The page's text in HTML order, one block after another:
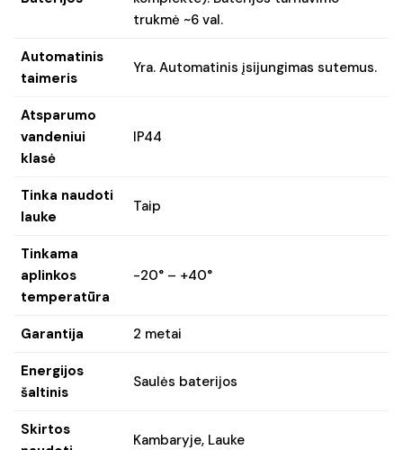
trukmė ~6 val.
Automatinis
taimeris
Yra. Automatinis įsijungimas sutemus.
Atsparumo
vandeniui
klasė
IP44
Tinka naudoti
lauke
Taip
Tinkama
aplinkos
temperatūra
-20° – +40°
Garantija 2 metai
Energijos
šaltinis
Saulės baterijos
Skirtos
Kambaryje, Lauke